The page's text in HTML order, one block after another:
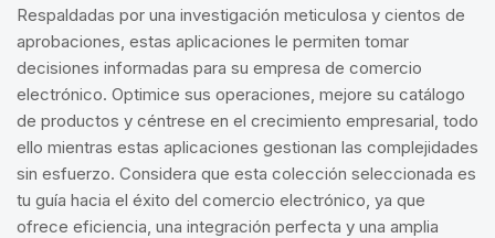
Respaldadas por una investigación meticulosa y cientos de
aprobaciones, estas aplicaciones le permiten tomar
decisiones informadas para su empresa de comercio
electrónico. Optimice sus operaciones, mejore su catálogo
de productos y céntrese en el crecimiento empresarial, todo
ello mientras estas aplicaciones gestionan las complejidades
sin esfuerzo. Considera que esta colección seleccionada es
tu guía hacia el éxito del comercio electrónico, ya que
ofrece eficiencia, una integración perfecta y una amplia